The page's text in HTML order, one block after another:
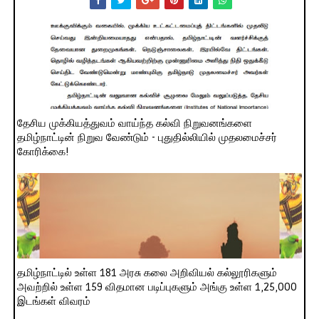
தேசிய முக்கியத்துவம் வாய்ந்த கல்வி நிறுவனங்களை
தமிழ்நாட்டின் நிறுவ வேண்டும் - புதுதில்லியில் முதலமைச்சர்
கோரிக்கை!
தமிழ்நாட்டில் உள்ள 181 அரசு கலை அறிவியல் கல்லூரிகளும்
அவற்றில் உள்ள 159 விதமான படிப்புகளும் அங்கு உள்ள 1,25,000
இடங்கள் விவரம்